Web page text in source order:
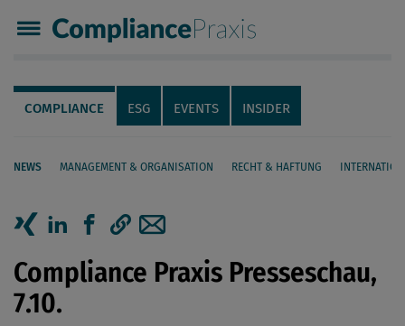
Compliance Praxis
Servicenavigation
Navigation
COMPLIANCE ESG EVENTS INSIDER
NEWS MANAGEMENT & ORGANISATION RECHT & HAFTUNG
Seiteninhalt
Artikel auf Xing teilen
Artikel auf linkedIn teilen
Artikel auf Facebook teilen
Artikellink kopieren
Artikel per Mail teilen
Compliance Praxis Presseschau,
7.10.